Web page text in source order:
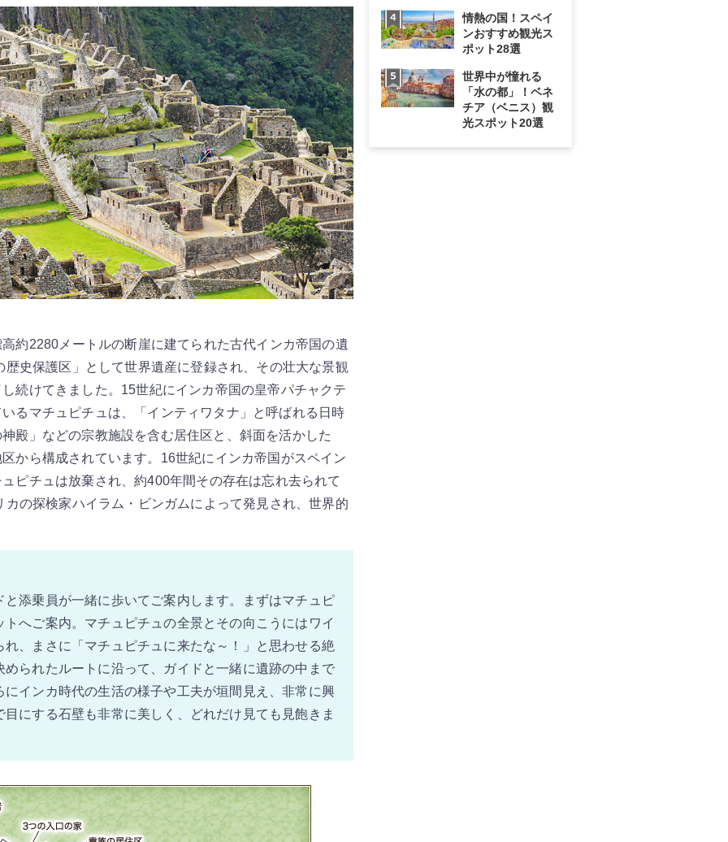
約2280メートルの断崖に建てられた古代インカ帝国の遺
史保護区」として世界遺産に登録され、その壮大な景観
続けてきました。15世紀にインカ帝国の皇帝パチャクテ
るマチュピチュは、「インティワタナ」と呼ばれる日時
殿」などの宗教施設を含む居住区と、斜面を活かした
から構成されています。16世紀にインカ帝国がスペイン
ピチュは放棄され、約400年間その存在は忘れ去られて
の探検家ハイラム・ビンガムによって発見され、世界的
添乗員が一緒に歩いてご案内します。まずはマチュピ
へご案内。マチュピチュの全景とその向こうにはワイ
、まさに「マチュピチュに来たな～！」と思わせる絶
られたルートに沿って、ガイドと一緒に遺跡の中まで
インカ時代の生活の様子や工夫が垣間見え、非常に興
にする石壁も非常に美しく、どれだけ見ても見飽きま
情熱の国！スペイ
ンおすすめ観光ス
ポット28選
世界中が憧れる
「水の都」！ベネ
チア（ベニス）観
光スポット20選